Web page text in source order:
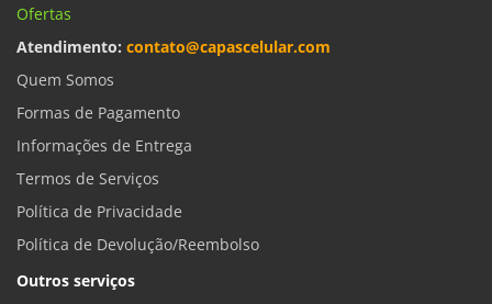
Ofertas
Atendimento: contato@capascelular.com
Quem Somos
Formas de Pagamento
Informações de Entrega
Termos de Serviços
Política de Privacidade
Política de Devolução/Reembolso
Outros serviços